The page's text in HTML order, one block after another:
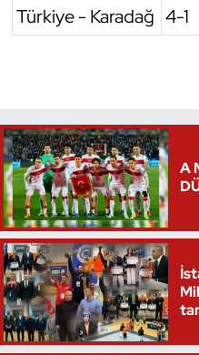
Türkiye - Karadağ 4-1
A
Triatlon
Vücut Geliştirme
Wushu Kungfu
Yelken
Yüzme